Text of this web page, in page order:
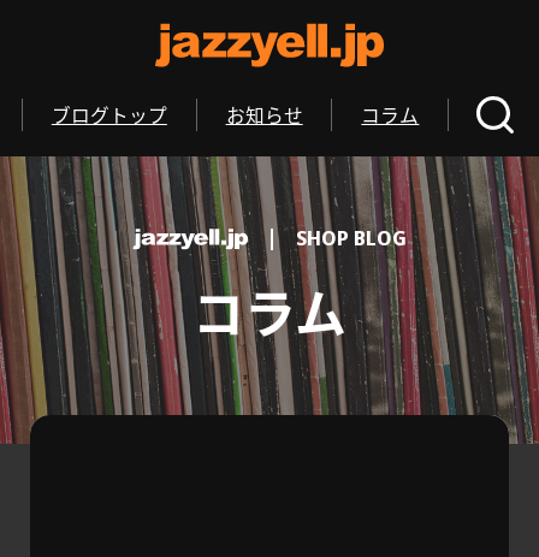
ブログトップ お知らせ コラム
SHOP BLOG
コラム